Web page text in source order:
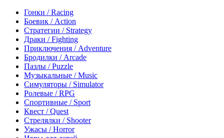
Гонки / Racing
Боевик / Action
Стратегии / Strategy
Драки / Fighting
Приключения / Adventure
Бродилки / Arcade
Пазлы / Puzzle
Музыкальные / Music
Симуляторы / Simulator
Ролевые / RPG
Спортивные / Sport
Квест / Quest
Стрелялки / Shooter
Ужасы / Horror